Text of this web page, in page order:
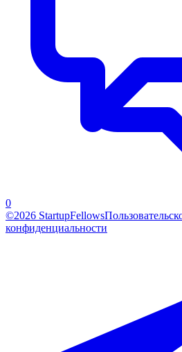
0
©2026 StartupFellows
конфиденциальности